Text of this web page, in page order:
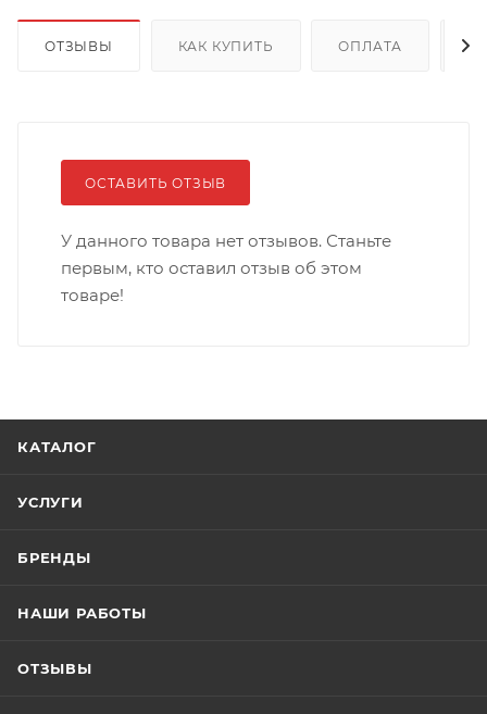
ОТЗЫВЫ КАК КУПИТЬ ОПЛАТА
ОСТАВИТЬ ОТЗЫВ
У данного товара нет отзывов. Станьте
первым, кто оставил отзыв об этом
товаре!
КАТАЛОГ
УСЛУГИ
БРЕНДЫ
НАШИ РАБОТЫ
ОТЗЫВЫ